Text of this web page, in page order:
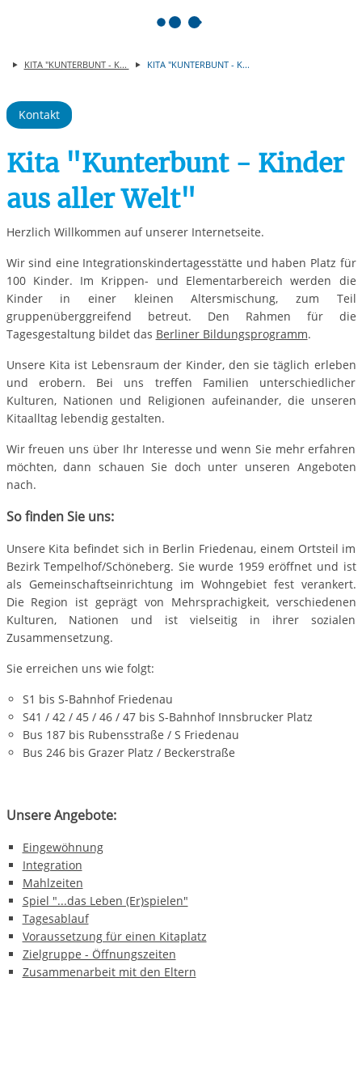
KITA "KUNTERBUNT - K... KITA "KUNTERBUNT - K...
Kontakt
Kita "Kunterbunt - Kinder
aus aller Welt"
Herzlich Willkommen auf unserer Internetseite.
Wir sind eine Integrationskindertagesstätte und haben Platz für
100 Kinder. Im Krippen- und Elementarbereich werden die
Kinder in einer kleinen Altersmischung, zum Teil
gruppenüberggreifend betreut. Den Rahmen für die
Tagesgestaltung bildet das Berliner Bildungsprogramm.
Unsere Kita ist Lebensraum der Kinder, den sie täglich erleben
und erobern. Bei uns treffen Familien unterschiedlicher
Kulturen, Nationen und Religionen aufeinander, die unseren
Kitaalltag lebendig gestalten.
Wir freuen uns über Ihr Interesse und wenn Sie mehr erfahren
möchten, dann schauen Sie doch unter unseren Angeboten
nach.
So finden Sie uns:
Unsere Kita befindet sich in Berlin Friedenau, einem Ortsteil im
Bezirk Tempelhof/Schöneberg. Sie wurde 1959 eröffnet und ist
als Gemeinschaftseinrichtung im Wohngebiet fest verankert.
Die Region ist geprägt von Mehrsprachigkeit, verschiedenen
Kulturen, Nationen und ist vielseitig in ihrer sozialen
Zusammensetzung.
Sie erreichen uns wie folgt:
S1 bis S-Bahnhof Friedenau
S41 / 42 / 45 / 46 / 47 bis S-Bahnhof Innsbrucker Platz
Bus 187 bis Rubensstraße / S Friedenau
Bus 246 bis Grazer Platz / Beckerstraße
Unsere Angebote:
Eingewöhnung
Integration
Mahlzeiten
Spiel "...das Leben (Er)spielen"
Tagesablauf
Voraussetzung für einen Kitaplatz
Zielgruppe - Öffnungszeiten
Zusammenarbeit mit den Eltern